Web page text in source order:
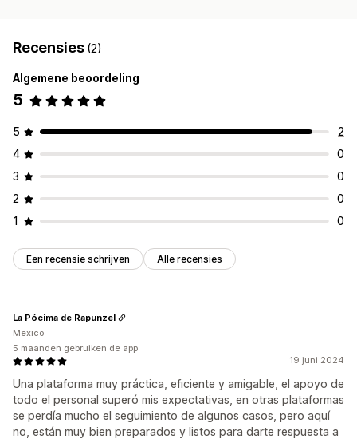
Recensies (2)
Algemene beoordeling
5
5
2
4
0
3
0
2
0
1
0
Een recensie schrijven Alle recensies
19 juni 2024
Una plataforma muy práctica, eficiente y amigable, el apoyo de
todo el personal superó mis expectativas, en otras plataformas
se perdía mucho el seguimiento de algunos casos, pero aquí
no, están muy bien preparados y listos para darte respuesta a
La Pócima de Rapunzel
Mexico
5 maanden gebruiken de app